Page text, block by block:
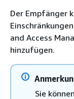
Der Empfänger
and Access
hinzufügen.
Sie